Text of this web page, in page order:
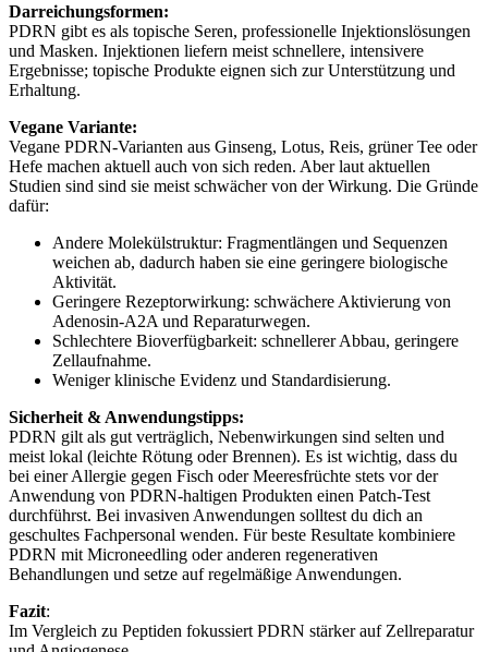
Darreichungsformen:
PDRN gibt es als topische Seren, professionelle Injektionslösungen
und Masken. Injektionen liefern meist schnellere, intensivere
Ergebnisse; topische Produkte eignen sich zur Unterstützung und
Erhaltung.
Vegane Variante:
Vegane PDRN-Varianten aus Ginseng, Lotus, Reis, grüner Tee oder
Hefe machen aktuell auch von sich reden. Aber laut aktuellen
Studien sind sind sie meist schwächer von der Wirkung. Die Gründe
dafür:
Andere Molekülstruktur: Fragmentlängen und Sequenzen
weichen ab, dadurch haben sie eine geringere biologische
Aktivität.
Geringere Rezeptorwirkung: schwächere Aktivierung von
Adenosin‑A2A und Reparaturwegen.
Schlechtere Bioverfügbarkeit: schnellerer Abbau, geringere
Zellaufnahme.
Weniger klinische Evidenz und Standardisierung.
Sicherheit & Anwendungstipps:
PDRN gilt als gut verträglich, Nebenwirkungen sind selten und
meist lokal (leichte Rötung oder Brennen). Es ist wichtig, dass du
bei einer Allergie gegen Fisch oder Meeresfrüchte stets vor der
Anwendung von PDRN-haltigen Produkten einen Patch-Test
durchführst. Bei invasiven Anwendungen solltest du dich an
geschultes Fachpersonal wenden. Für beste Resultate kombiniere
PDRN mit Microneedling oder anderen regenerativen
Behandlungen und setze auf regelmäßige Anwendungen.
Fazit:
Im Vergleich zu Peptiden fokussiert PDRN stärker auf Zellreparatur